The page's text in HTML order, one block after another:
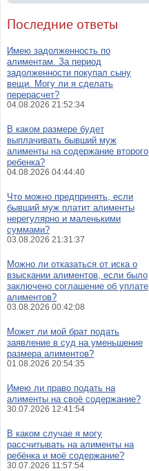
Последние ответы
Имею задолженность по
алиментам. За период
задолженности покупал сыну
вещи. Могу ли я сделать
перерасчет?
04.08.2026 21:52:34
В каком размере будет
выплачивать бывший муж
алименты на содержание второго
ребенка?
04.08.2026 04:44:40
Что можно предпринять, если
бывший муж платит алименты
нерегулярно и маленькими
суммами?
03.08.2026 21:31:37
Можно ли отказаться от иска о
взыскании алиментов, если было
заключено соглашение об уплате
алиментов?
03.08.2026 00:42:08
Может ли мой брат подать
заявление в суд на уменьшение
размера алиментов?
01.08.2026 20:54:35
Имею ли право подать на
алименты на своё содержание?
30.07.2026 12:41:54
В каком случае я могу
рассчитывать на алименты на
ребёнка и моё содержание?
30.07.2026 11:57:54